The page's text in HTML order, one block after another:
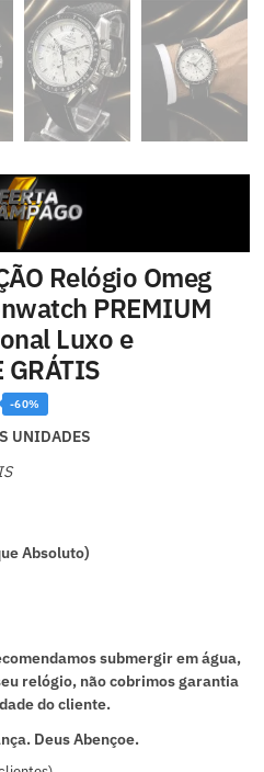
Relógio Omeg
PREMIUM
Luxo e
GRÁTIS
-60%
UNIDADES
Absoluto)
submergir em água,
relógio, não cobrimos garantia
do cliente.
Deus Abençoe.